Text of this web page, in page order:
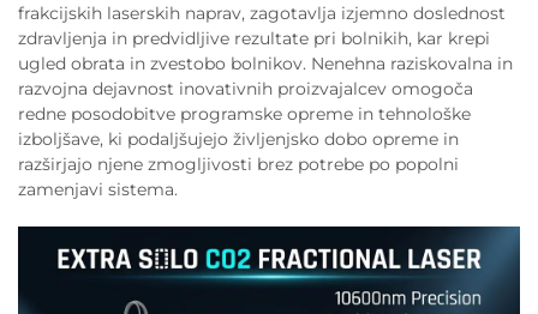
frakcijskih laserskih naprav, zagotavlja izjemno doslednost
zdravljenja in predvidljive rezultate pri bolnikih, kar krepi
ugled obrata in zvestobo bolnikov. Nenehna raziskovalna in
razvojna dejavnost inovativnih proizvajalcev omogoča
redne posodobitve programske opreme in tehnološke
izboljšave, ki podaljšujejo življenjsko dobo opreme in
razširjajo njene zmogljivosti brez potrebe po popolni
zamenjavi sistema.